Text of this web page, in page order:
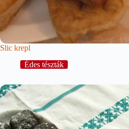
Slic krepl
Édes tészták